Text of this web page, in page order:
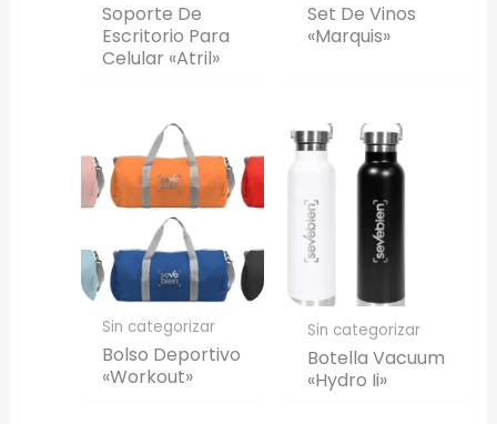
Soporte De
Escritorio Para
Celular «Atril»
Set De Vinos
«Marquis»
Sin categorizar
Bolso Deportivo
«Workout»
Sin categorizar
Botella Vacuum
«Hydro Ii»